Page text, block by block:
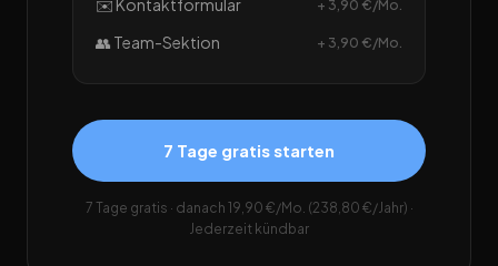
✉️ Kontaktformular + 3,90 €/Mo.
👥 Team-Sektion + 3,90 €/Mo.
7 Tage gratis starten
7 Tage gratis · danach 19,90 €/Mo. (238,80 €/Jahr) ·
Jederzeit kündbar